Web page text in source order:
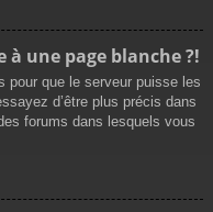
une page blanche ?!
pour que le serveur puisse les
d’être plus précis dans
forums dans lesquels vous